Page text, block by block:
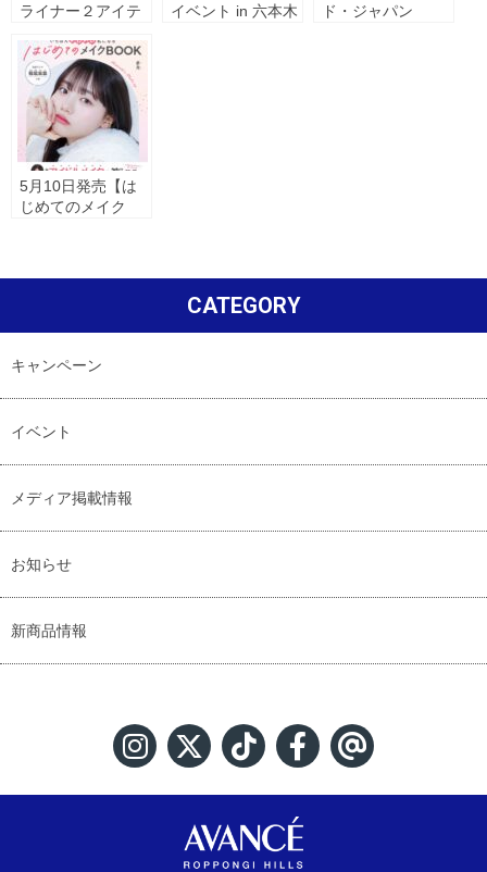
ライナー２アイテ
コスメ2025 下半期
こだわりアワー
ド」受賞
イベント in 六本木
ド・ジャパン
5月10日発売【は
じめてのメイク
CATEGORY
キャンペーン
イベント
メディア掲載情報
お知らせ
新商品情報